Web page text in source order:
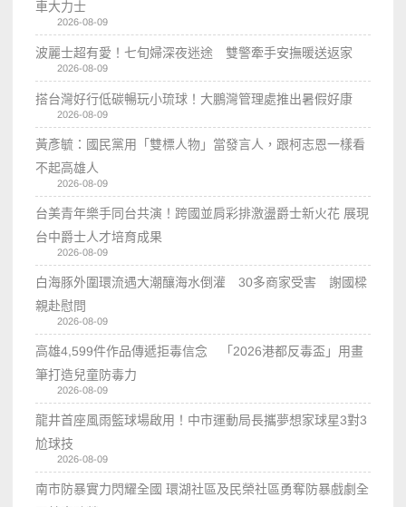
車大力士
2026-08-09
波麗士超有愛！七旬婦深夜迷途 雙警牽手安撫暖送返家
2026-08-09
搭台灣好行低碳暢玩小琉球！大鵬灣管理處推出暑假好康
2026-08-09
黃彥毓：國民黨用「雙標人物」當發言人，跟柯志恩一樣看
不起高雄人
2026-08-09
台美青年樂手同台共演！跨國並肩彩排激盪爵士新火花 展現
台中爵士人才培育成果
2026-08-09
白海豚外圍環流遇大潮釀海水倒灌 30多商家受害 謝國樑
親赴慰問
2026-08-09
高雄4,599件作品傳遞拒毒信念 「2026港都反毒盃」用畫
筆打造兒童防毒力
2026-08-09
龍井首座風雨籃球場啟用！中市運動局長攜夢想家球星3對3
尬球技
2026-08-09
南市防暴實力閃耀全國 環湖社區及民榮社區勇奪防暴戲劇全